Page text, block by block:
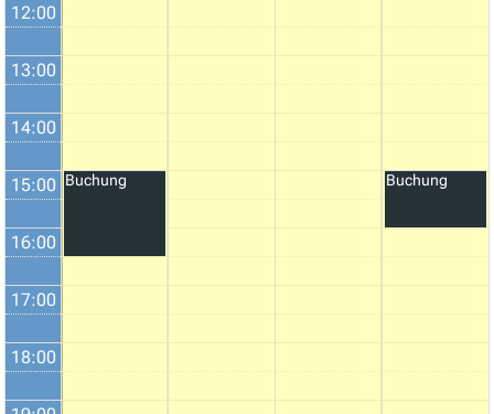
12:00
13:00
14:00
15:00
16:00
17:00
18:00
Buchung Buchung